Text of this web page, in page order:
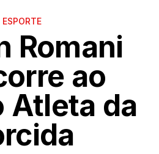
ESPORTE
Romani
ao
Atleta da